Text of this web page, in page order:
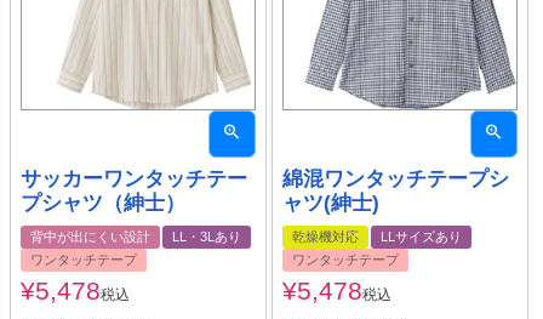
サッカーワンタッチテー
プシャツ（紳士）
背中が出にくい設計
LL・3Lあり
ワンタッチテープ
¥5,478税込
綿混ワンタッチテープシ
ャツ(紳士)
乾燥機対応
LLサイズあり
ワンタッチテープ
¥5,478税込